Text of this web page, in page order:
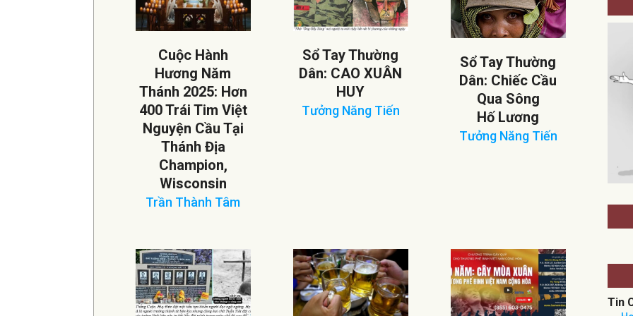
Cuộc Hành
Hương Năm
Thánh 2025: Hơn
400 Trái Tim Việt
Nguyện Cầu Tại
Thánh Địa
Champion,
Wisconsin
Trần Thành Tâm
07
Sổ Tay Thường
Dân: CAO XUÂN
HUY
Tưởng Năng Tiến
Sổ Tay Thường
Dân: Chiếc Cầu
Qua Sông
Hố Lương
Tưởng Năng Tiến
HAY BẠO HÀNH CON
THE NATIONAL SHRINE OF OUR LADY OF
CHAMPION
BÍ QUYẾT
GIỚI CỦA
TS TRẦN MỸ